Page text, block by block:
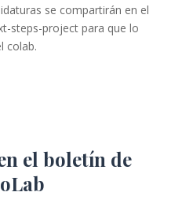
se compartirán en el
steps-project para que lo
colab.
el boletín de